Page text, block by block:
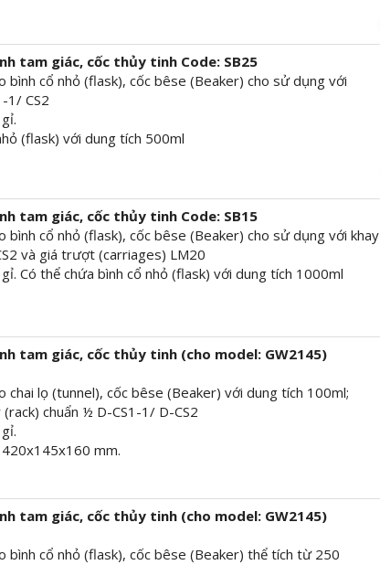
tam giác, cốc thủy tinh Code: SB25
bình cổ nhỏ (flask), cốc bêse (Beaker) cho sử dụng với
1/ CS2
(flask) với dung tích 500ml
tam giác, cốc thủy tinh Code: SB15
bình cổ nhỏ (flask), cốc bêse (Beaker) cho sử dụng với khay
và giá trượt (carriages) LM20
Có thể chứa bình cổ nhỏ (flask) với dung tích 1000ml
tam giác, cốc thủy tinh (cho model: GW2145)
chai lọ (tunnel), cốc bêse (Beaker) với dung tích 100ml;
chuẩn ½ D-CS1-1/ D-CS2
mm.
tam giác, cốc thủy tinh (cho model: GW2145)
bình cổ nhỏ (flask), cốc bêse (Beaker) thể tích từ 250